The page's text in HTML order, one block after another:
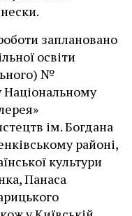
заплановано
освіти
№
Національному
ім. Богдана
районі,
культури
Панаса